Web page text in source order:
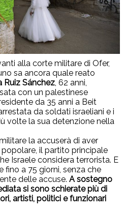
alla corte militare di Ofer,
sa ancora quale reato
Ruiz Sánchez, 62 anni,
con un palestinese
da 35 anni a Beit
da soldati israeliani e i
volte la sua detenzione nella
la accuserà di aver
il partito principale
Israele considera terrorista. E
fino a 75 giorni, senza che
delle accuse. A sostegno
si sono schierate più di
artisti, politici e funzionari